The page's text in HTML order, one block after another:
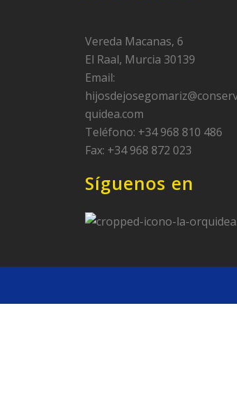
Vereda Macanas, 6
El Raal, Murcia 30139
Email:
quidea.com
Teléfono: +34 968 810 486
Fax: +34 968 872 023
Síguenos en